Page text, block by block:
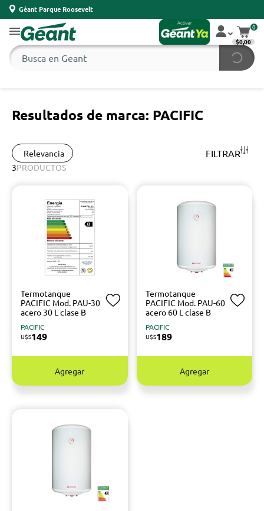
Géant Parque Roosevelt
0
$0,00
Resultados de marca: PACIFIC
Relevancia FILTRAR
3PRODUCTOS
Termotanque
PACIFIC Mod. PAU-30
acero 30 L clase B
PACIFIC
U$S149
Agregar
Termotanque
PACIFIC Mod. PAU-60
acero 60 L clase B
PACIFIC
U$S189
Agregar